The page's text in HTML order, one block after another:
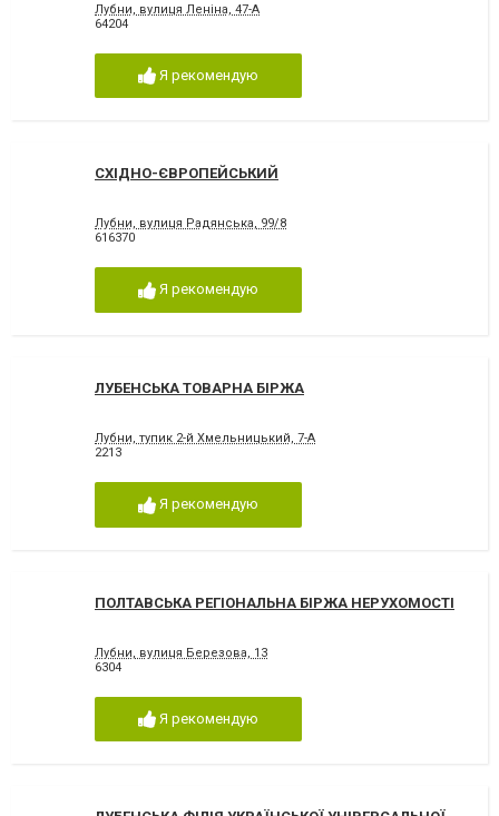
Лубни, вулиця Леніна, 47-А
64204
Я рекомендую
СХІДНО-ЄВРОПЕЙСЬКИЙ
Лубни, вулиця Радянська, 99/8
616370
Я рекомендую
ЛУБЕНСЬКА ТОВАРНА БІРЖА
Лубни, тупик 2-й Хмельницький, 7-А
2213
Я рекомендую
ПОЛТАВСЬКА РЕГІОНАЛЬНА БІРЖА НЕРУХОМОСТІ
Лубни, вулиця Березова, 13
6304
Я рекомендую